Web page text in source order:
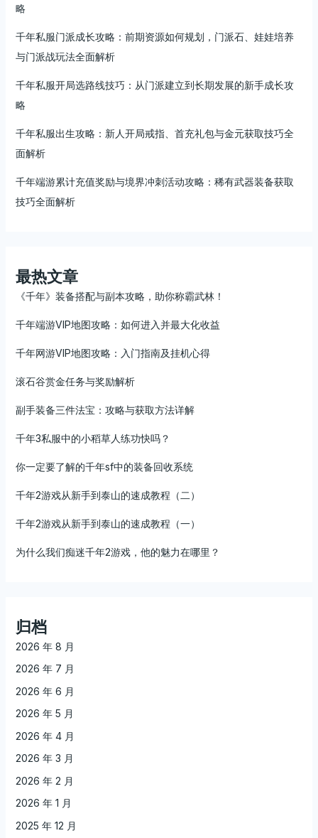
略
千年私服门派成长攻略：前期资源如何规划，门派石、娃娃培养
与门派战玩法全面解析
千年私服开局选路线技巧：从门派建立到长期发展的新手成长攻
略
千年私服出生攻略：新人开局戒指、首充礼包与金元获取技巧全
面解析
千年端游累计充值奖励与境界冲刺活动攻略：稀有武器装备获取
技巧全面解析
最热文章
《千年》装备搭配与副本攻略，助你称霸武林！
千年端游VIP地图攻略：如何进入并最大化收益
千年网游VIP地图攻略：入门指南及挂机心得
滚石谷赏金任务与奖励解析
副手装备三件法宝：攻略与获取方法详解
千年3私服中的小稻草人练功快吗？
你一定要了解的千年sf中的装备回收系统
千年2游戏从新手到泰山的速成教程（二）
千年2游戏从新手到泰山的速成教程（一）
为什么我们痴迷千年2游戏，他的魅力在哪里？
归档
2026 年 8 月
2026 年 7 月
2026 年 6 月
2026 年 5 月
2026 年 4 月
2026 年 3 月
2026 年 2 月
2026 年 1 月
2025 年 12 月